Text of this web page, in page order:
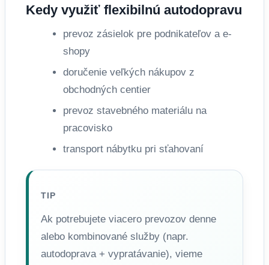
Kedy využiť flexibilnú autodopravu
prevoz zásielok pre podnikateľov a e-
shopy
doručenie veľkých nákupov z
obchodných centier
prevoz stavebného materiálu na
pracovisko
transport nábytku pri sťahovaní
TIP
Ak potrebujete viacero prevozov denne
alebo kombinované služby (napr.
autodoprava + vypratávanie), vieme